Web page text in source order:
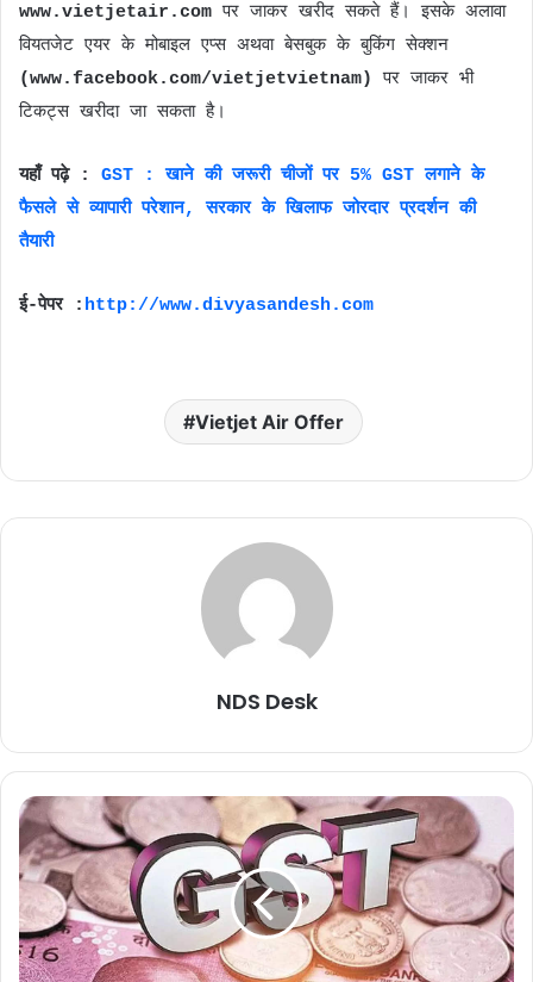
www.vietjetair.com पर जाकर खरीद सकते हैं। इसके अलावा
वियतजेट एयर के मोबाइल एप्स अथवा बेसबुक के बुकिंग सेक्शन
(www.facebook.com/vietjetvietnam) पर जाकर भी
टिकट्स खरीदा जा सकता है।
यहाँ पढ़े :
GST : खाने की जरूरी चीजों पर 5% GST लगाने के
फैसले से व्यापारी परेशान, सरकार के खिलाफ जोरदार प्रदर्शन की
तैयारी
ई-पेपर : http://www.divyasandesh.com
Vietjet Air Offer
NDS Desk